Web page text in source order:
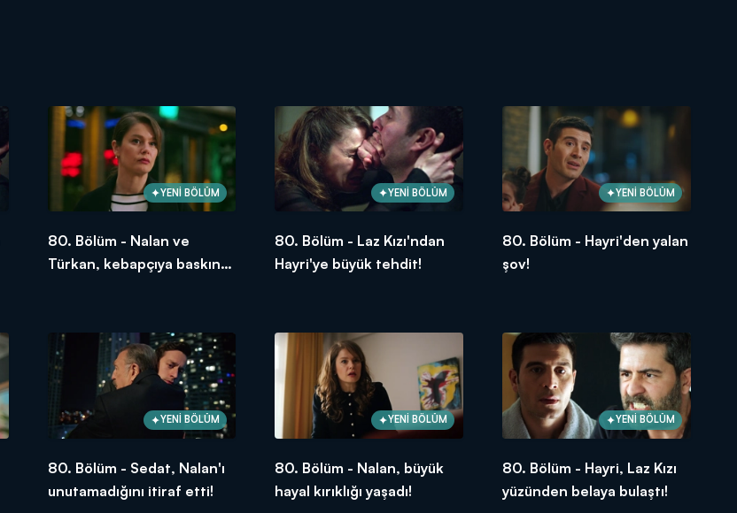
YENİ BÖLÜM
80. Bölüm - Nalan ve
Türkan, kebapçıya baskın
YENİ BÖLÜM
80. Bölüm - Laz Kızı'ndan
Hayri'ye büyük tehdit!
YENİ BÖLÜM
80. Bölüm - Hayri'den yalan
şov!
YENİ BÖLÜM
80. Bölüm - Sedat, Nalan'ı
unutamadığını itiraf etti!
YENİ BÖLÜM
80. Bölüm - Nalan, büyük
hayal kırıklığı yaşadı!
YENİ BÖLÜM
80. Bölüm - Hayri, Laz Kızı
yüzünden belaya bulaştı!